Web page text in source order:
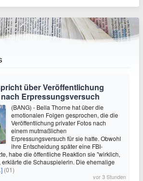
über Veröffentlichung
Erpressungsversuch
(BANG) - Bella Thorne hat über die
emotionalen Folgen gesprochen, die die
Veröffentlichung privater Fotos nach
einem mutmaßlichen
Erpressungsversuch für sie hatte. Obwohl
ihre Entscheidung später eine FBI-
habe die öffentliche Reaktion sie "wirklich,
die Schauspielerin. Die ehemalige
(01)
vor 3 Stunden